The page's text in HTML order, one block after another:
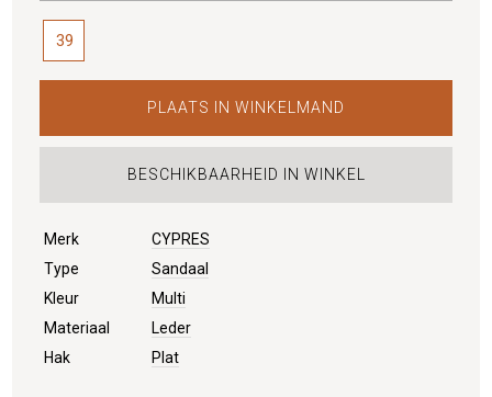
39
PLAATS IN WINKELMAND
BESCHIKBAARHEID IN WINKEL
Merk
CYPRES
Type
Sandaal
Kleur
Multi
Materiaal
Leder
Hak
Plat